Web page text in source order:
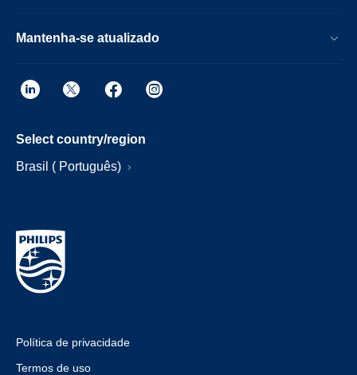
Mantenha-se atualizado
Select country/region
Brasil ( Português)
Política de privacidade
Termos de uso